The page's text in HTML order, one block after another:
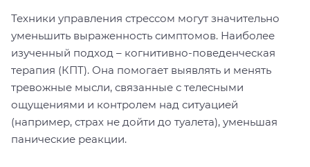
Техники управления стрессом могут значительно
уменьшить выраженность симптомов. Наиболее
изученный подход – когнитивно-поведенческая
терапия (КПТ). Она помогает выявлять и менять
тревожные мысли, связанные с телесными
ощущениями и контролем над ситуацией
(например, страх не дойти до туалета), уменьшая
панические реакции.